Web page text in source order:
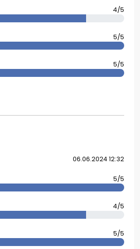
4/5
5/5
5/5
06.06.2024 12:32
5/5
4/5
5/5